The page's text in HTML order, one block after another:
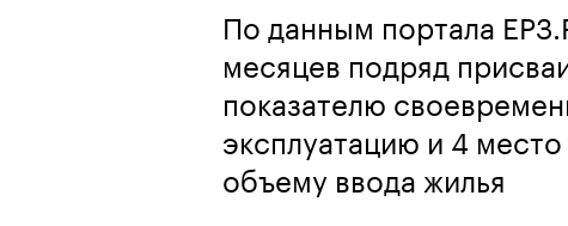
По данным портала
месяцев подряд
показателю
эксплуатацию и 4
объему ввода жилья